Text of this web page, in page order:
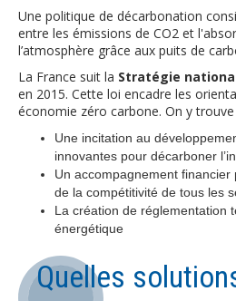
Une politique de décarbonation
entre les émissions de CO2 et
l’atmosphère grâce aux puits de
La France suit la Stratégie
en 2015. Cette loi encadre les
économie zéro carbone. On y
Une incitation au
innovantes pour décarboner
Un accompagnement
de la compétitivité de tous les
La création de réglementation
énergétique
Quelles